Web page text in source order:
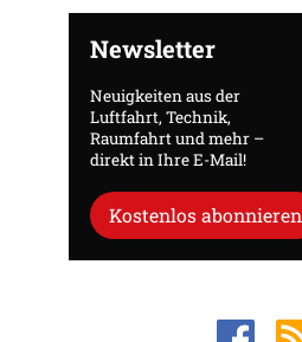
Newsletter
Neuigkeiten aus der
Luftfahrt, Technik,
Raumfahrt und mehr –
direkt in Ihre E-Mail!
Kostenlos abonnieren